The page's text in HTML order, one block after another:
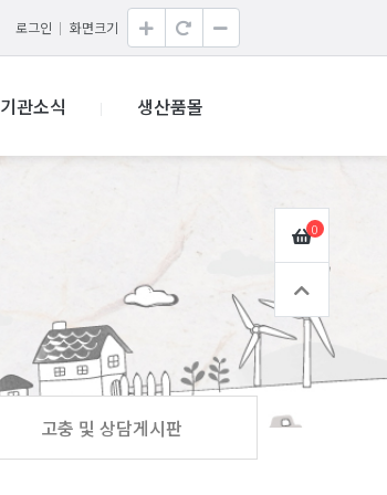
로그인 화면크기
기관소식 생산품몰
고충 및 상담게시판
0